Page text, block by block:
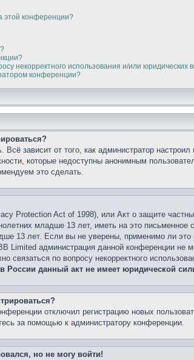
этой конференции?
некорректного использования и/или
конференции?
Всё зависит от того, как администратор
которые недоступны анонимным
это сделать.
Protection Act of 1998), или Акт о защите
младше 13 лет, иметь на это письменное
13 лет. Если вы не уверены, применимо ли
Limited администрация данной конференции
связаться по вопросу некорректного
России данный акт не имеет юридической
отключил регистрацию новых
за помощью к администратору конференции.
но не могу войти!